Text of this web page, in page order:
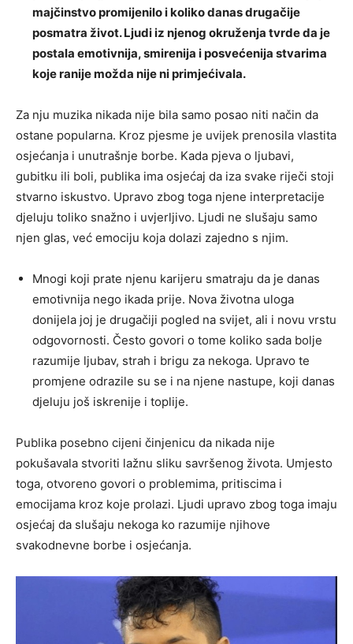
majčinstvo promijenilo i koliko danas drugačije
posmatra život. Ljudi iz njenog okruženja tvrde da je
postala emotivnija, smirenija i posvećenija stvarima
koje ranije možda nije ni primjećivala.
Za nju muzika nikada nije bila samo posao niti način da
ostane popularna. Kroz pjesme je uvijek prenosila vlastita
osjećanja i unutrašnje borbe. Kada pjeva o ljubavi,
gubitku ili boli, publika ima osjećaj da iza svake riječi stoji
stvarno iskustvo. Upravo zbog toga njene interpretacije
djeluju toliko snažno i uvjerljivo. Ljudi ne slušaju samo
njen glas, već emociju koja dolazi zajedno s njim.
Mnogi koji prate njenu karijeru smatraju da je danas
emotivnija nego ikada prije. Nova životna uloga
donijela joj je drugačiji pogled na svijet, ali i novu vrstu
odgovornosti. Često govori o tome koliko sada bolje
razumije ljubav, strah i brigu za nekoga. Upravo te
promjene odrazile su se i na njene nastupe, koji danas
djeluju još iskrenije i toplije.
Publika posebno cijeni činjenicu da nikada nije
pokušavala stvoriti lažnu sliku savršenog života. Umjesto
toga, otvoreno govori o problemima, pritiscima i
emocijama kroz koje prolazi. Ljudi upravo zbog toga imaju
osjećaj da slušaju nekoga ko razumije njihove
svakodnevne borbe i osjećanja.